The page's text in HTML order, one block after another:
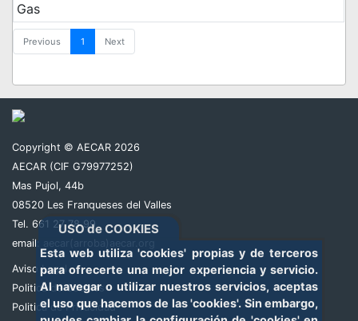
USO de COOKIES
Esta web utiliza 'cookies' propias y de terceros
para ofrecerte una mejor experiencia y servicio.
Al navegar o utilizar nuestros servicios, aceptas
el uso que hacemos de las 'cookies'. Sin embargo,
Gas
Previous 1 Next
Copyright © AECAR 2026
AECAR (CIF G79977252)
Mas Pujol, 44b
08520 Les Franqueses del Valles
Tel. 661 27 78 99
email:
aecar(arroba)aecar.org
Aviso Legal
Politica de Cookies
Politica de Privacidad